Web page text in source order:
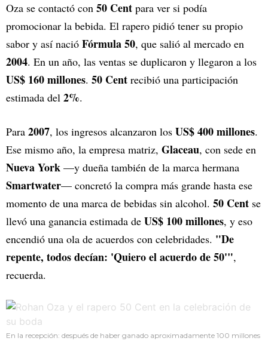
Oza se contactó con 50 Cent para ver si podía
promocionar la bebida. El rapero pidió tener su propio
sabor y así nació Fórmula 50, que salió al mercado en
2004. En un año, las ventas se duplicaron y llegaron a los
US$ 160 millones. 50 Cent recibió una participación
estimada del 2%.
Para 2007, los ingresos alcanzaron los US$ 400 millones.
Ese mismo año, la empresa matriz, Glaceau, con sede en
Nueva York —y dueña también de la marca hermana
Smartwater— concretó la compra más grande hasta ese
momento de una marca de bebidas sin alcohol. 50 Cent se
llevó una ganancia estimada de US$ 100 millones, y eso
encendió una ola de acuerdos con celebridades. "De
repente, todos decían: 'Quiero el acuerdo de 50'",
recuerda.
En la recepción: después de haber ganado aproximadamente 100 millones